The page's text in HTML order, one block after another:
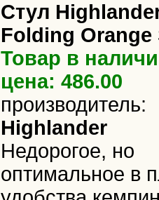
Стул
Folding Orange
Товар в
цена: 486.00
производитель:
Highlander
Недорогое, но
оптимальное в